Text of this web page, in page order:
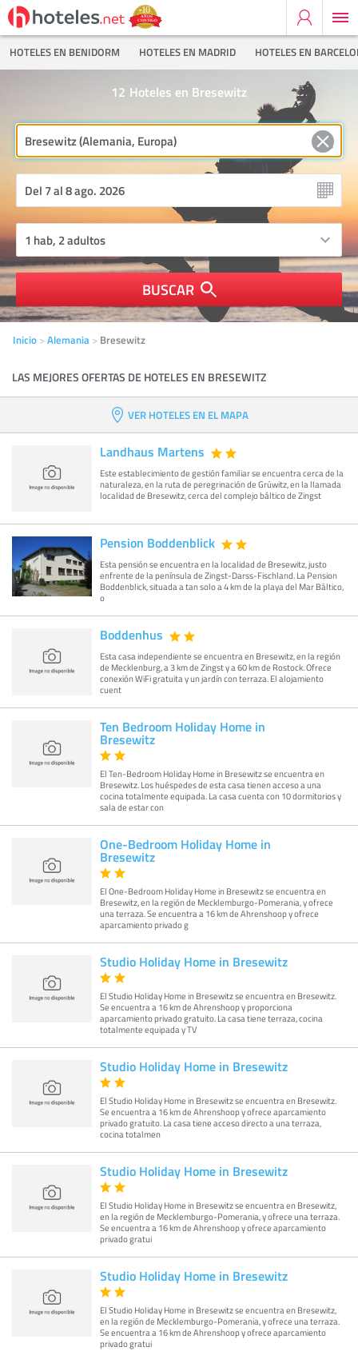
HOTELES EN BENIDORM HOTELES EN MADRID HOTELES EN
Hoteles en Bresewitz
12
BUSCAR
Inicio Alemania Bresewitz
LAS MEJORES OFERTAS DE HOTELES EN BRESEWITZ
VER HOTELES EN EL MAPA
Landhaus Martens
Este establecimiento de gestión familiar se encuentra cerca de la
naturaleza, en la ruta de peregrinación de Grúwitz, en la llamada
localidad de Bresewitz, cerca del complejo báltico de Zingst
Pension Boddenblick
Esta pensión se encuentra en la localidad de Bresewitz, justo
enfrente de la península de Zingst-Darss-Fischland. La Pension
Boddenblick, situada a tan solo a 4 km de la playa del Mar Báltico,
o
Boddenhus
Esta casa independiente se encuentra en Bresewitz, en la región
de Mecklenburg, a 3 km de Zingst y a 60 km de Rostock. Ofrece
conexión WiFi gratuita y un jardín con terraza. El alojamiento
cuent
Ten Bedroom Holiday Home in
Bresewitz
El Ten-Bedroom Holiday Home in Bresewitz se encuentra en
Bresewitz. Los huéspedes de esta casa tienen acceso a una
cocina totalmente equipada. La casa cuenta con 10 dormitorios y
sala de estar con
One-Bedroom Holiday Home in
Bresewitz
El One-Bedroom Holiday Home in Bresewitz se encuentra en
Bresewitz, en la región de Mecklemburgo-Pomerania, y ofrece
una terraza. Se encuentra a 16 km de Ahrenshoop y ofrece
aparcamiento privado g
Studio Holiday Home in Bresewitz
El Studio Holiday Home in Bresewitz se encuentra en Bresewitz.
Se encuentra a 16 km de Ahrenshoop y proporciona
aparcamiento privado gratuito. La casa tiene terraza, cocina
totalmente equipada y TV
Studio Holiday Home in Bresewitz
El Studio Holiday Home in Bresewitz se encuentra en Bresewitz.
Se encuentra a 16 km de Ahrenshoop y ofrece aparcamiento
privado gratuito. La casa tiene acceso directo a una terraza,
cocina totalmen
Studio Holiday Home in Bresewitz
El Studio Holiday Home in Bresewitz se encuentra en Bresewitz,
en la región de Mecklemburgo-Pomerania, y ofrece una terraza.
Se encuentra a 16 km de Ahrenshoop y ofrece aparcamiento
privado gratui
Studio Holiday Home in Bresewitz
El Studio Holiday Home in Bresewitz se encuentra en Bresewitz,
en la región de Mecklemburgo-Pomerania, y ofrece una terraza.
Se encuentra a 16 km de Ahrenshoop y ofrece aparcamiento
privado gratui